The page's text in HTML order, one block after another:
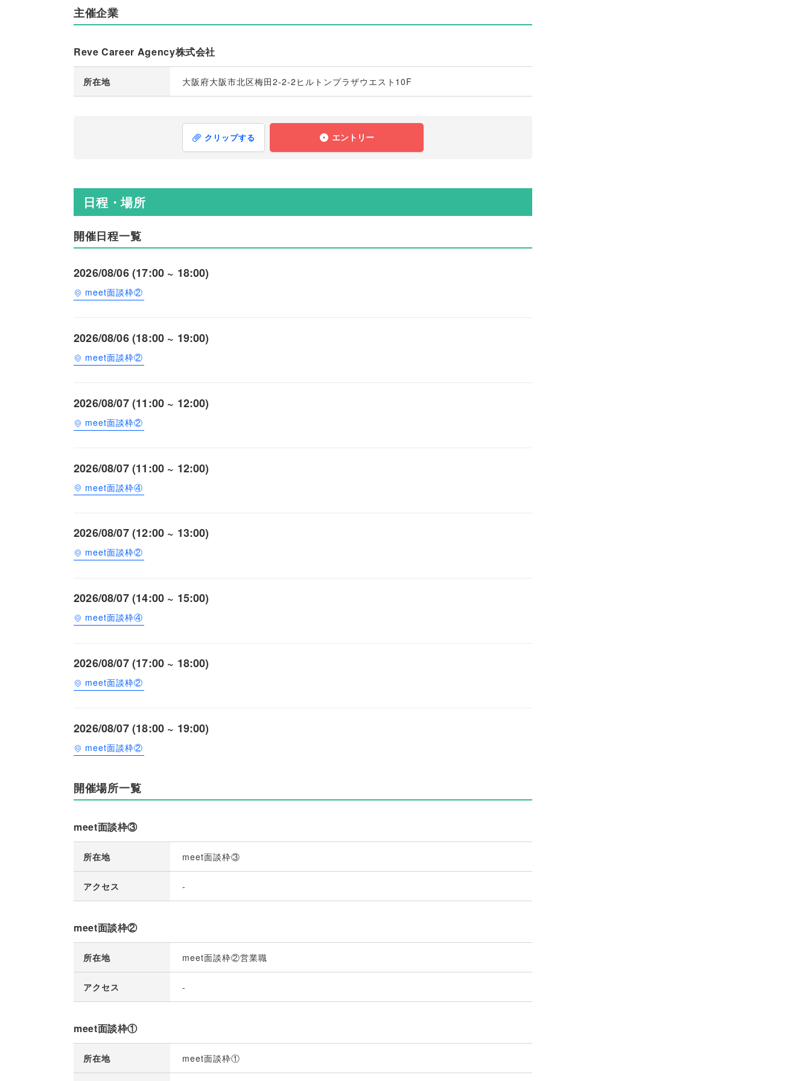
主催企業
Reve Career Agency株式会社
所在地 大阪府大阪市北区梅田2-2-2ヒルトンプラザウエスト10F
クリップする エントリー
日程・場所
開催日程一覧
2026/08/06 (17:00 ~ 18:00)
meet面談枠②
2026/08/06 (18:00 ~ 19:00)
meet面談枠②
2026/08/07 (11:00 ~ 12:00)
meet面談枠②
2026/08/07 (11:00 ~ 12:00)
meet面談枠④
2026/08/07 (12:00 ~ 13:00)
meet面談枠②
2026/08/07 (14:00 ~ 15:00)
meet面談枠④
2026/08/07 (17:00 ~ 18:00)
meet面談枠②
2026/08/07 (18:00 ~ 19:00)
meet面談枠②
開催場所一覧
meet面談枠③
所在地 meet面談枠③
アクセス -
meet面談枠②
所在地 meet面談枠②営業職
アクセス -
meet面談枠①
所在地 meet面談枠①